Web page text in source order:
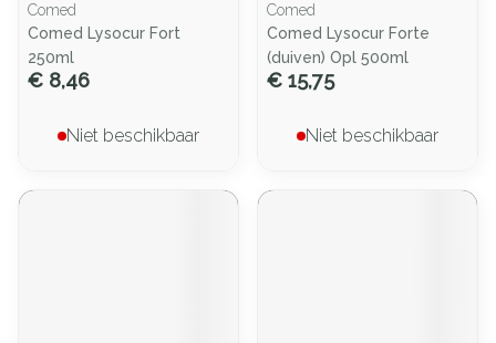
Comed
Comed Lysocur Fort
250ml
€ 8,46
Niet beschikbaar
Comed
Comed Lysocur Forte
(duiven) Opl 500ml
€ 15,75
Niet beschikbaar